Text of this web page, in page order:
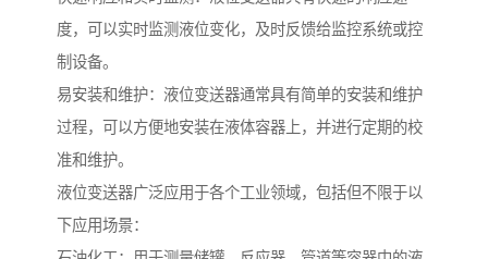
度，可以实时监测液位变化，及时反馈给监控系统或控
制设备。
易安装和维护：液位变送器通常具有简单的安装和维护
过程，可以方便地安装在液体容器上，并进行定期的校
准和维护。
液位变送器广泛应用于各个工业领域，包括但不限于以
下应用场景：